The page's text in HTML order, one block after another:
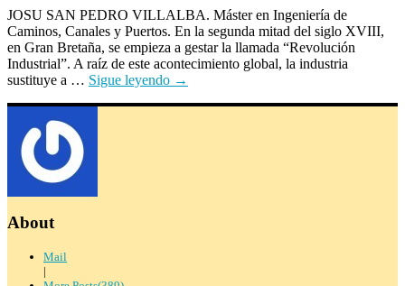
JOSU SAN PEDRO VILLALBA. Máster en Ingeniería de
Caminos, Canales y Puertos. En la segunda mitad del siglo XVIII,
en Gran Bretaña, se empieza a gestar la llamada “Revolución
Industrial”. A raíz de este acontecimiento global, la industria
sustituye a … Sigue leyendo →
About
Mail
|